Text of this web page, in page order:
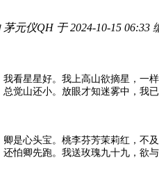
元仪QH 于 2024-10-15 06:33
我看星星好。我上高山欲摘星，一
总觉山还小。放眼才知迷雾中，我
卿是心头宝。桃李芬芳茉莉红，不
还怕卿先跑。我送玫瑰九十九，欲